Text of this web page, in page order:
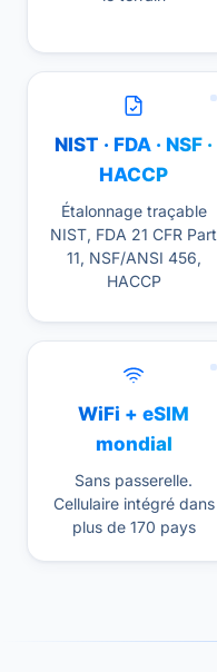
NIST · FDA · NSF ·
HACCP
Étalonnage traçable
NIST, FDA 21 CFR Part
11, NSF/ANSI 456,
HACCP
WiFi + eSIM
mondial
Sans passerelle.
Cellulaire intégré dans
plus de 170 pays